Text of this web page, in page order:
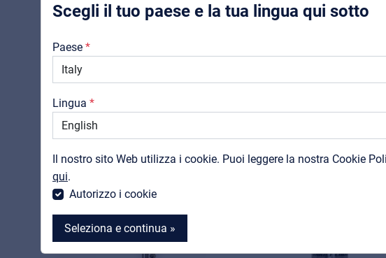
Scegli il tuo paese e la tua lingua qui sotto
Paese
Lingua
Il nostro sito Web utilizza i cookie. Puoi leggere la nostra Cookie
qui.
Autorizzo i cookie
Seleziona e continua »
Downloads
Cataloghi
Support
Contatti
PRODOTTI CORRELATI